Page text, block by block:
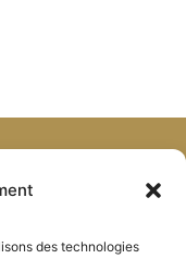
des technologies